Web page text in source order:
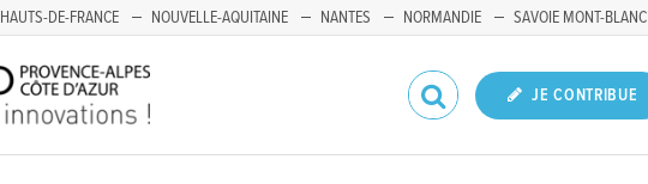
HAUTS-DE-FRANCE NOUVELLE-AQUITAINE NANTES NORMANDIE SAVOIE MONT-BLANC
JE CONTRIBUE